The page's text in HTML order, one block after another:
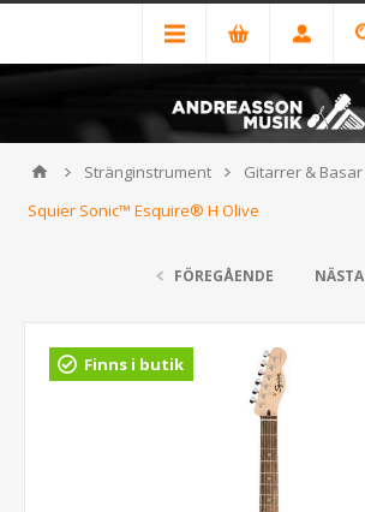
Stränginstrument Gitarrer & Basar
Squier Sonic™ Esquire® H Olive
FÖREGÅENDE NÄSTA
Finns i butik